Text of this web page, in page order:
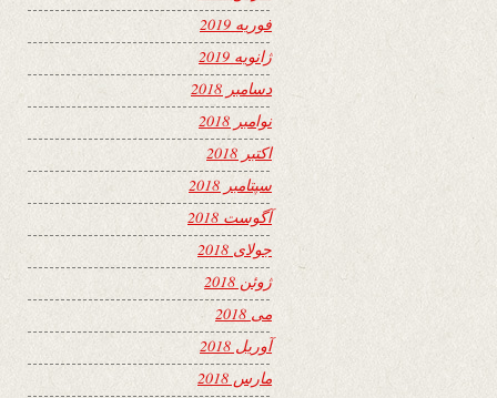
فوریه 2019
ژانویه 2019
دسامبر 2018
نوامبر 2018
اکتبر 2018
سپتامبر 2018
آگوست 2018
جولای 2018
ژوئن 2018
می 2018
آوریل 2018
مارس 2018